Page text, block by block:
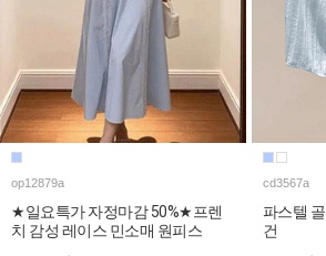
op12879a
★일요특가 자정마감 50%★프렌
치 감성 레이스 민소매 원피스
cd3567a
파스텔
건